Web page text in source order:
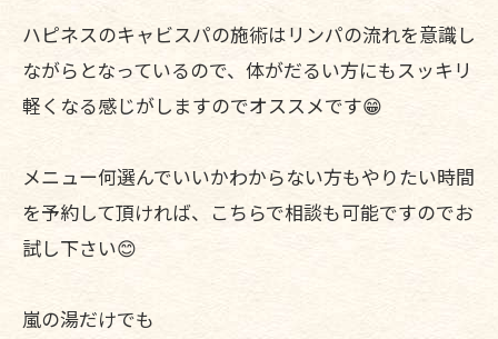
ハピネスのキャビスパの施術はリンパの流れを意識し
ながらとなっているので、体がだるい方にもスッキリ
軽くなる感じがしますのでオススメです😁
メニュー何選んでいいかわからない方もやりたい時間
を予約して頂ければ、こちらで相談も可能ですのでお
試し下さい😊
嵐の湯だけでも